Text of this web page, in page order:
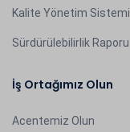
Kalite Yönetim Sistemi
Sürdürülebilirlik Raporu
İş Ortağımız Olun
Acentemiz Olun